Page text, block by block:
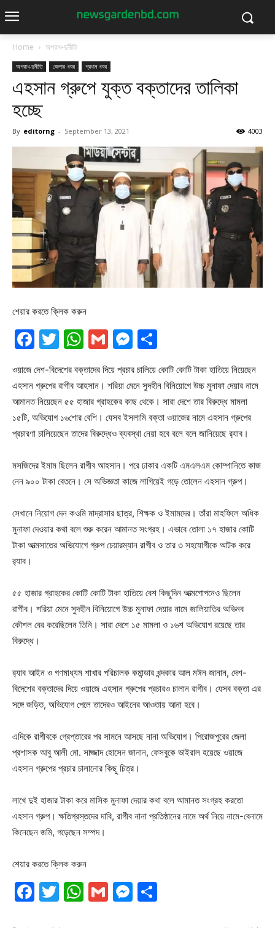
Home অপরাধ-দুর্নীতি
অপরাধ-দুর্নীতি জেলার খবর প্রধান খবর
এহসান গ্রুপে যুক্ত বক্তাদের তালিকা
হচ্ছে
By editorng - September 13, 2021 4003
শেয়ার করতে ক্লিক করুন
Facebook
Twitter
WhatsApp
GmailMessenger
ওয়াজে দেশ-বিদেশের বক্তাদের দিয়ে প্রচার চালিয়ে কোটি কোটি টাকা হাতিয়ে নিয়েছেন
এহসান গ্রুপের রাগীব আহসান। শরিয়া মেনে সুদহীন বিনিয়োগে উচ্চ মুনাফা দেয়ার নামে
আমানত নিয়েছেন ৫৫ হাজার গ্রাহকের কাছ থেকে। সারা দেশে তার বিরুদ্ধে মামলা
১৫টি, অভিযোগ ১৬শোর বেশি। যেসব ইসলামি বক্তা ওয়াজের নামে এহসান গ্রুপের
প্রচারণা চালিয়েছেন তাদের বিরুদ্ধেও ব্যবস্থা নেয়া হবে বলে বলে জানিয়েছে র‍্যাব।
মসজিদের ইমাম ছিলেন রাগীব আহসান। পরে ঢাকার একটি এমএলএম কোম্পানিতে কাজ
নেন ৯০০ টাকা বেতনে। সে অভিজ্ঞতা কাজে লাগিয়েই গড়ে তোলেন এহসান গ্রুপ।
সেখানে নিয়োগ দেন কওমি মাদ্রাসার ছাত্র, শিক্ষক ও ইমামদের। তাঁরা মাহফিলে অধিক
মুনাফা দেওয়ার কথা বলে শুরু করেন আমানত সংগ্রহ। এভাবে তোলা ১৭ হাজার কোটি
টাকা আত্মসাতের অভিযোগে গ্রুপ চেয়ারম্যান রাগীব ও তার ৩ সহযোগীকে আটক করে
র‍্যাব।
৫৫ হাজার গ্রাহকের কোটি কোটি টাকা হাতিয়ে বেশ কিছুদিন আত্মগোপনেও ছিলেন
রাগীব। শরিয়া মেনে সুদহীন বিনিয়োগে উচ্চ মুনাফা দেয়ার নামে জালিয়াতির অভিনব
কৌশল বের করেছিলেন তিনি। সারা দেশে ১৫ মামলা ও ১৬শ অভিযোগ রয়েছে তার
বিরুদ্ধে।
র‍্যাব আইন ও গণমাধ্যম শাখার পরিচালক কমান্ডার খন্দকার আল মঈন জানান, দেশ-
বিদেশের বক্তাদের দিয়ে ওয়াজে এহসান গ্রুপের প্রচারও চালান রাগীব। যেসব বক্তা এর
সঙ্গে জড়িত, অভিযোগ পেলে তাদেরও আইনের আওতায় আনা হবে।
এদিকে রাগীবকে গ্রেপ্তারের পর সামনে আসছে নানা অভিযোগ। পিরোজপুরের জেলা
প্রশাসক আবু আলী মো. সাজ্জাদ হোসেন জানান, ফেসবুকে ভাইরাল হয়েছে ওয়াজে
এহসান গ্রুপের প্রচার চালানোর কিছু চিত্র।
লাখে দুই হাজার টাকা করে মাসিক মুনাফা দেয়ার কথা বলে আমানত সংগ্রহ করতো
এহসান গ্রুপ। ক্ষতিগ্রস্তদের দাবি, রাগীব নানা প্রতিষ্ঠানের নামে অর্থ নিয়ে নামে-বেনামে
কিনেছেন জমি, গড়েছেন সম্পদ।
শেয়ার করতে ক্লিক করুন
Facebook
Twitter
WhatsApp
GmailMessenger